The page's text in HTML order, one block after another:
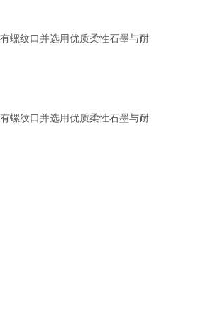
螺纹口并选用优质柔性石墨与耐
螺纹口并选用优质柔性石墨与耐